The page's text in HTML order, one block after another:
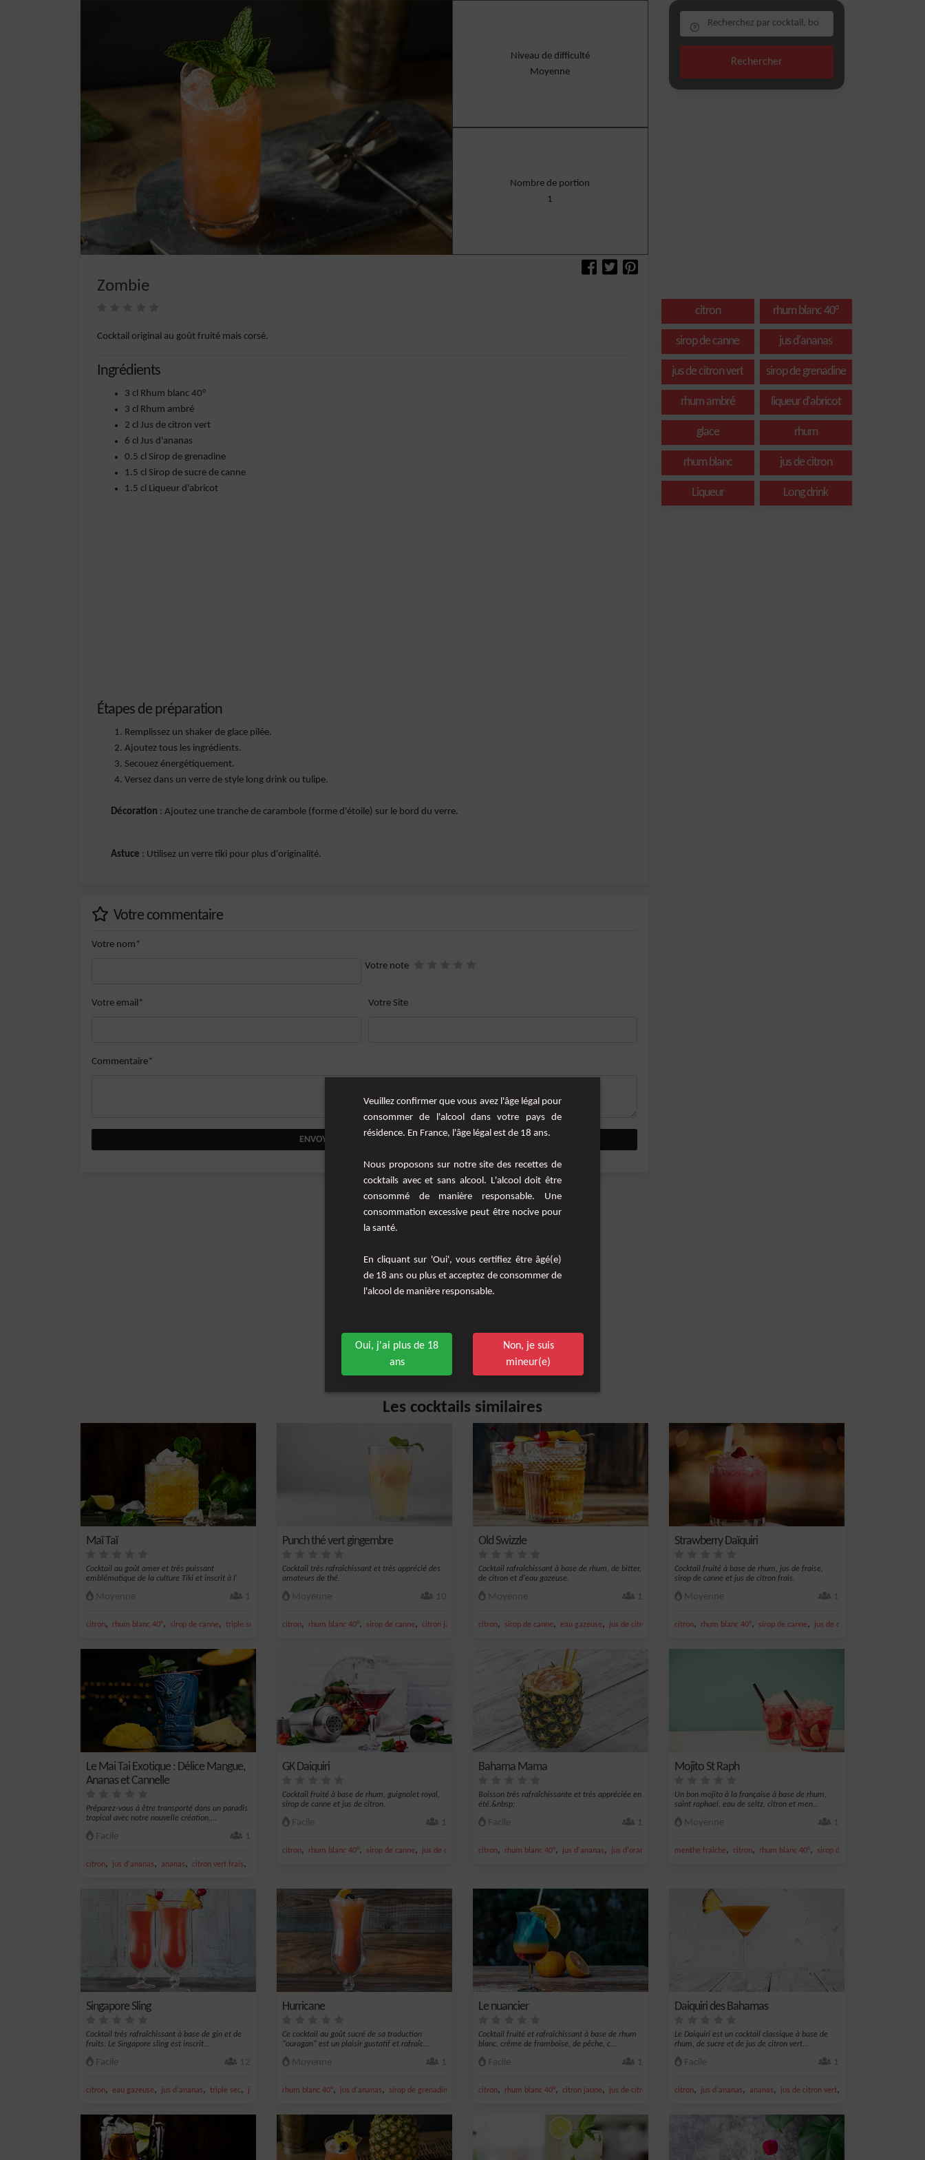
Niveau de difficulté
Moyenne
Nombre de portion
1
Zombie
Cocktail original au goût fruité mais corsé.
Ingrédients
3 cl Rhum blanc 40°
3 cl Rhum ambré
2 cl Jus de citron vert
6 cl Jus d'ananas
0.5 cl Sirop de grenadine
1.5 cl Sirop de sucre de canne
1.5 cl Liqueur d'abricot
Étapes de préparation
Remplissez un shaker de glace pilée.
Ajoutez tous les ingrédients.
Secouez énergétiquement.
Versez dans un verre de style long drink ou tulipe.
Décoration : Ajoutez une tranche de carambole (forme d'étoile) sur le bord du verre.
Astuce : Utilisez un verre tiki pour plus d'originalité.
Votre commentaire
Votre nom*
Votre note
Votre email* Votre Site
Commentaire*
ENVOYER VOTRE COMMENTAIRE
Rechercher
citron rhum blanc 40°
sirop de canne jus d'ananas
jus de citron vert sirop de grenadine
rhum ambré liqueur d'abricot
glace rhum
rhum blanc jus de citron
Liqueur Long drink
Les cocktails similaires
Maï Taï
Cocktail au goût amer et très puissant
emblématique de la culture Tiki et inscrit à l'
Moyenne 1
citron, rhum blanc 40°, sirop de canne, triple sec jus de citron vert
Punch thé vert gingembre
Cocktail très rafraîchissant et très apprécié des
amateurs de thé.
Moyenne 10
citron, rhum blanc 40°, sirop de canne, citron jaune jus de citron jaune
Old Swizzle
Cocktail rafraîchissant à base de rhum, de bitter,
de citron et d'eau gazeuse.
Moyenne 1
citron, sirop de canne, eau gazeuse, jus de citron vert citron jaune
Strawberry Daïquiri
Cocktail fruité à base de rhum, jus de fraise,
sirop de canne et jus de citron frais.
Moyenne 1
citron, rhum blanc 40°, sirop de canne, jus de citron vert
Le Mai Tai Exotique : Délice Mangue,
Ananas et Cannelle
Préparez-vous à être transporté dans un paradis
tropical avec notre nouvelle création,...
Facile 1
citron, jus d'ananas, ananas, citron vert frais,
GK Daiquiri
Cocktail fruité à base de rhum, guignolet royal,
sirop de canne et jus de citron.
Facile 1
citron, rhum blanc 40°, sirop de canne, jus de citron vert ,cerise
Bahama Mama
Boisson très rafraîchissante et très appréciée en
été.&nbsp;
Facile 1
citron, rhum blanc 40°, jus d'ananas, jus d'orange sirop de grenadine
Mojito St Raph
Un bon mojito à la française à base de rhum,
saint raphael, eau de seltz, citron et men...
Moyenne 1
menthe fraîche, citron, rhum blanc 40°, sirop de canne
Singapore Sling
Cocktail très rafraîchissant à base de gin et de
fruits. Le Singapore sling est inscrit...
Facile 12
citron, eau gazeuse, jus d'ananas, triple sec, jus de citron vert
Hurricane
Ce cocktail au goût sucré de sa traduction
"ouragan" est un plaisir gustatif et rafraîc...
Moyenne 1
rhum blanc 40°, jus d'ananas, sirop de grenadine rhum ambré ,nectar de maracujà
Le nuancier
Cocktail fruité et rafraîchissant à base de rhum
blanc, crème de framboise, de pêche, c...
Facile 1
citron, rhum blanc 40°, citron jaune, jus de citron jaune ,curaçao bleu
Daiquiri des Bahamas
Le Daiquiri est un cocktail classique à base de
rhum, de sucre et de jus de citron vert...
Facile 1
citron, jus d'ananas, ananas, jus de citron vert,
Veuillez confirmer que vous avez l'âge légal pour
consommer de l'alcool dans votre pays de
résidence. En France, l'âge légal est de 18 ans.
Nous proposons sur notre site des recettes de
cocktails avec et sans alcool. L'alcool doit être
consommé de manière responsable. Une
consommation excessive peut être nocive pour
la santé.
En cliquant sur 'Oui', vous certifiez être âgé(e)
de 18 ans ou plus et acceptez de consommer de
l'alcool de manière responsable.
Oui, j'ai plus de 18
ans
Non, je suis
mineur(e)